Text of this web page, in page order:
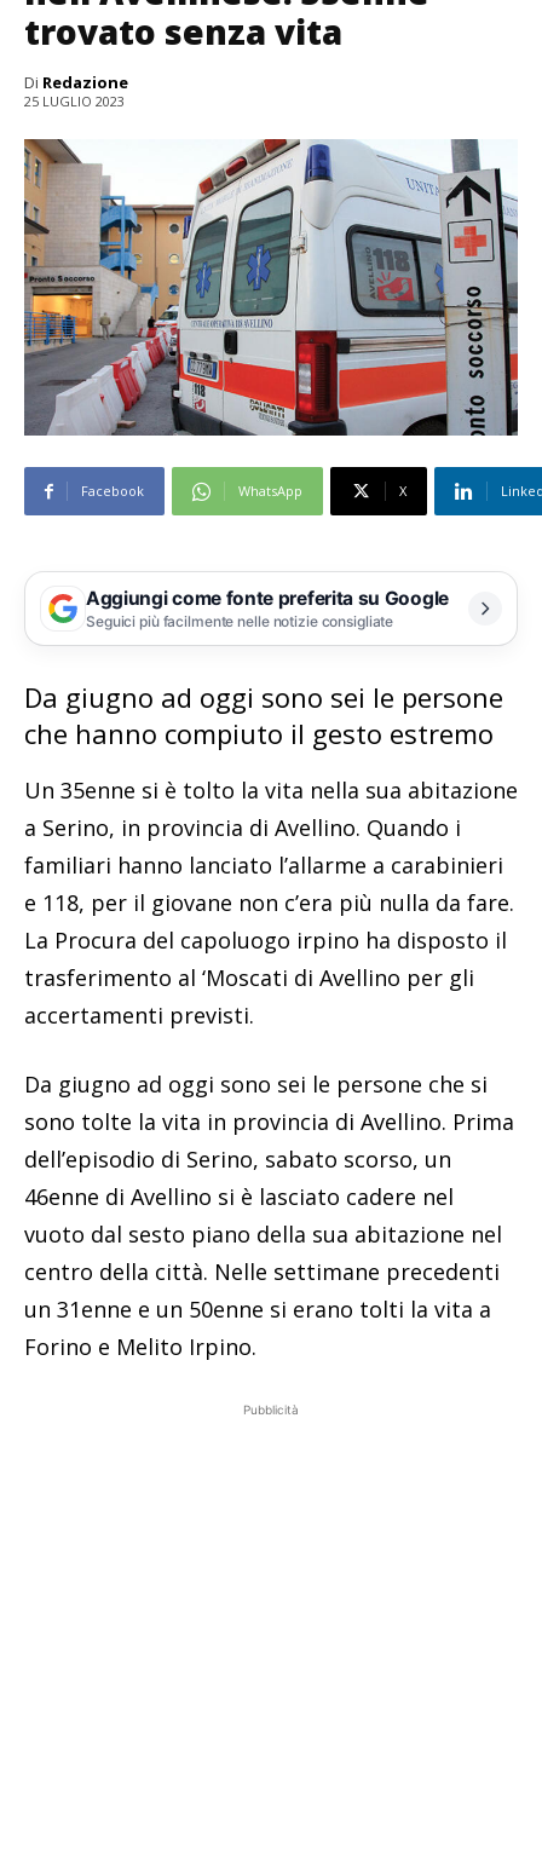
trovato senza vita
Di Redazione
25 LUGLIO 2023
Facebook WhatsApp X
Aggiungi come fonte preferita su Google
Seguici più facilmente nelle notizie consigliate
Da giugno ad oggi sono sei le persone
che hanno compiuto il gesto estremo
Un 35enne si è tolto la vita nella sua abitazione
a Serino, in provincia di Avellino. Quando i
familiari hanno lanciato l’allarme a carabinieri
e 118, per il giovane non c’era più nulla da fare.
La Procura del capoluogo irpino ha disposto il
trasferimento al ‘Moscati di Avellino per gli
accertamenti previsti.
Da giugno ad oggi sono sei le persone che si
sono tolte la vita in provincia di Avellino. Prima
dell’episodio di Serino, sabato scorso, un
46enne di Avellino si è lasciato cadere nel
vuoto dal sesto piano della sua abitazione nel
centro della città. Nelle settimane precedenti
un 31enne e un 50enne si erano tolti la vita a
Forino e Melito Irpino.
Pubblicità